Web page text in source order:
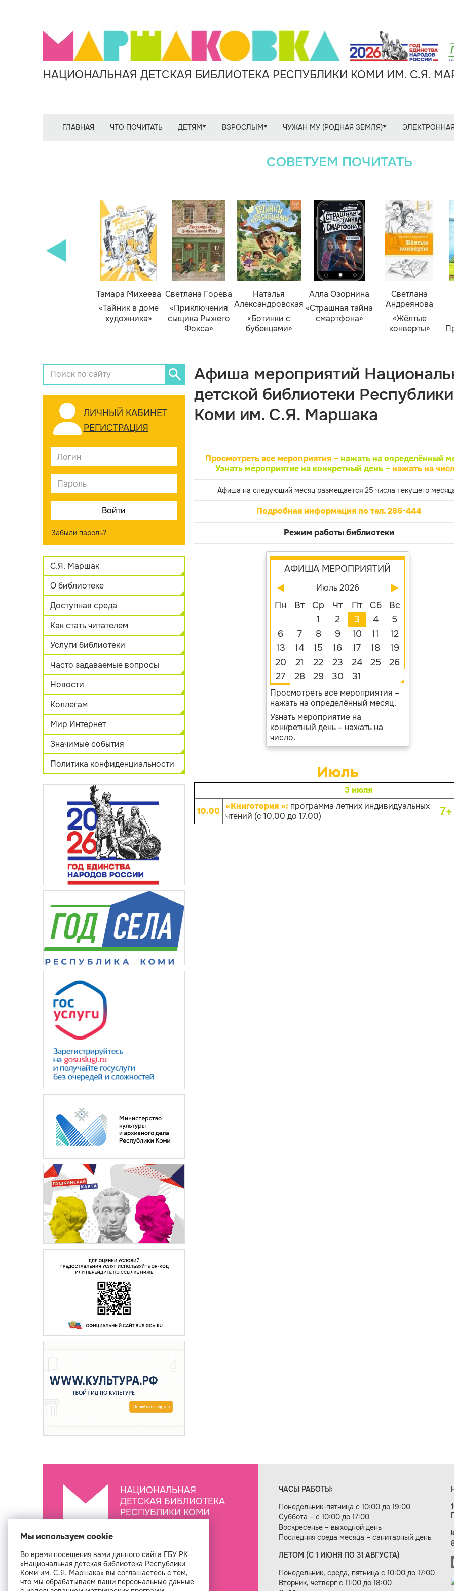
НАЦИОНАЛЬНАЯ ДЕТСКАЯ БИБЛИОТЕКА РЕСПУБЛИКИ КОМИ ИМ. С.Я.
ГЛАВНАЯ ЧТО ПОЧИТАТЬ ДЕТЯМ ВЗРОСЛЫМ ЧУЖАН МУ (РОДНАЯ ЗЕМЛЯ)
СОВЕТУЕМ ПОЧИТАТЬ
Тамара Михеева
«Тайник в доме
художника»
Светлана Горева
«Приключения
сыщика Рыжего
Фокса»
Наталья
Александровская
«Ботинки с
бубенцами»
Алла Озорнина
«Страшная тайна
смартфона»
Светлана
Андреянова
«Жёлтые
конверты»
ЛИЧНЫЙ КАБИНЕТ
РЕГИСТРАЦИЯ
Забыли пароль?
С.Я. Маршак
О библиотеке
Доступная среда
Как стать читателем
Услуги библиотеки
Часто задаваемые вопросы
Новости
Коллегам
Мир Интернет
Значимые события
Политика конфиденциальности
Афиша мероприятий
детской библиотеки Республики
Коми им. С.Я. Маршака
Просмотреть все мероприятия – нажать на определённый
Узнать мероприятие на конкретный день –нажать на
Афиша на следующий месяц размещается 25 числа текущего
Подробная информация по тел. 286-444
Режим работы библиотеки
АФИША МЕРОПРИЯТИЙ
Июль 2026
Пн Вт Ср Чт Пт Сб
Вс
1
2 3 4
5
6
7 8 9 10 11
12
13
14 15 16 17 18
19
20
21 22 23 24 25
26
27
28 29 30 31
Просмотреть все мероприятия –
нажать на определённый месяц.
Узнать мероприятие на
конкретный день – нажать на
число.
Июль
3 июля
10.00 «Книготория »: программа летних индивидуальных
чтений (с 10.00 до 17.00)
7+
НАЦИОНАЛЬНАЯ
ДЕТСКАЯ БИБЛИОТЕКА
РЕСПУБЛИКИ КОМИ
ЧАСЫ РАБОТЫ:
Понедельник-пятница с 10:00 до 19:00
Суббота – с 10:00 до 17:00
Воскресенье – выходной день
Последняя среда месяца – санитарный день
ЛЕТОМ (С 1 ИЮНЯ ПО 31 АВГУСТА)
Понедельник, среда, пятница с 10:00 до 17:00
Вторник, четверг с 11:00 до 18:00
Создание сайта — веб-студия «Цифровой век»
Мы используем cookie
Во время посещения вами данного сайта ГБУ РК
«Национальная детская библиотека Республики
Коми им. С.Я. Маршака» вы соглашаетесь с тем,
что мы обрабатываем ваши персональные данные